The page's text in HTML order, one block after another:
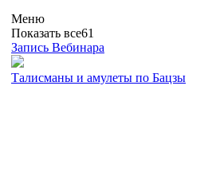
Меню
Показать все61
Запись Вебинара
Талисманы и амулеты по Бацзы